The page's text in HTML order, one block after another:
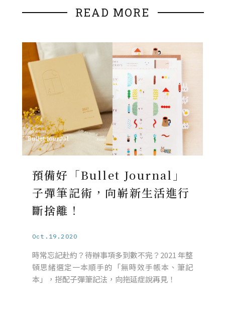
READ MORE
預備好「Bullet Journal」
子彈筆記術，向嶄新生活進行
斷捨離！
Oct.19.2020
時常忘記赴約？待辦事項多到數不完？2021 年整
頓思緒選定一本順手的「無時效手帳本、筆記
本」，搭配子彈筆記法，向拖延症說再見！